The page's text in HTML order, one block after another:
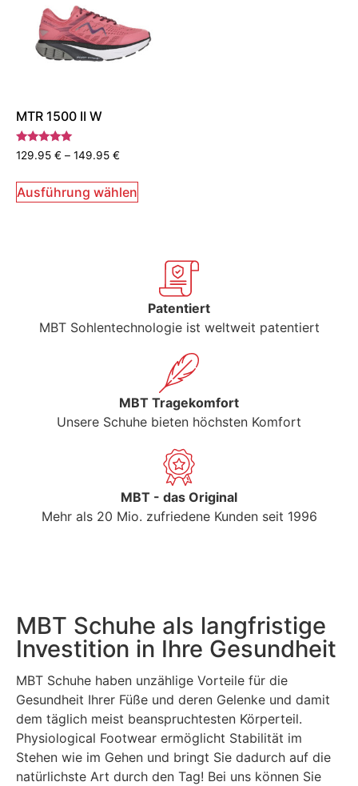
MTR 1500 II W
Bewertet
mit
von 5
129.95 € – 149.95 €
Ausführung wählen
Patentiert
MBT Sohlentechnologie ist weltweit patentiert
MBT Tragekomfort
Unsere Schuhe bieten höchsten Komfort
MBT - das Original
Mehr als 20 Mio. zufriedene Kunden seit 1996
MBT Schuhe als langfristige
Investition in Ihre Gesundheit
MBT Schuhe haben unzählige Vorteile für die
Gesundheit Ihrer Füße und deren Gelenke und damit
dem täglich meist beanspruchtesten Körperteil.
Physiological Footwear ermöglicht Stabilität im
Stehen wie im Gehen und bringt Sie dadurch auf die
natürlichste Art durch den Tag! Bei uns können Sie